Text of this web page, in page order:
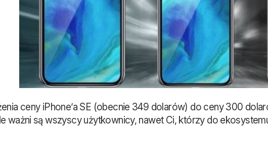
ceny iPhone’a SE (obecnie 349 dolarów) do ceny 300
ważni są wszyscy użytkownicy, nawet Ci, którzy do